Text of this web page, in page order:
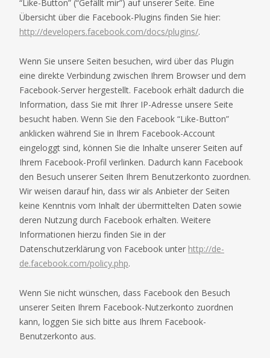
“Like-Button” (“Gefällt mir”) auf unserer Seite. Eine
Übersicht über die Facebook-Plugins finden Sie hier:
http://developers.facebook.com/docs/plugins/.
Wenn Sie unsere Seiten besuchen, wird über das Plugin
eine direkte Verbindung zwischen Ihrem Browser und dem
Facebook-Server hergestellt. Facebook erhält dadurch die
Information, dass Sie mit Ihrer IP-Adresse unsere Seite
besucht haben. Wenn Sie den Facebook “Like-Button”
anklicken während Sie in Ihrem Facebook-Account
eingeloggt sind, können Sie die Inhalte unserer Seiten auf
Ihrem Facebook-Profil verlinken. Dadurch kann Facebook
den Besuch unserer Seiten Ihrem Benutzerkonto zuordnen.
Wir weisen darauf hin, dass wir als Anbieter der Seiten
keine Kenntnis vom Inhalt der übermittelten Daten sowie
deren Nutzung durch Facebook erhalten. Weitere
Informationen hierzu finden Sie in der
Datenschutzerklärung von Facebook unter http://de-
de.facebook.com/policy.php.
Wenn Sie nicht wünschen, dass Facebook den Besuch
unserer Seiten Ihrem Facebook-Nutzerkonto zuordnen
kann, loggen Sie sich bitte aus Ihrem Facebook-
Benutzerkonto aus.